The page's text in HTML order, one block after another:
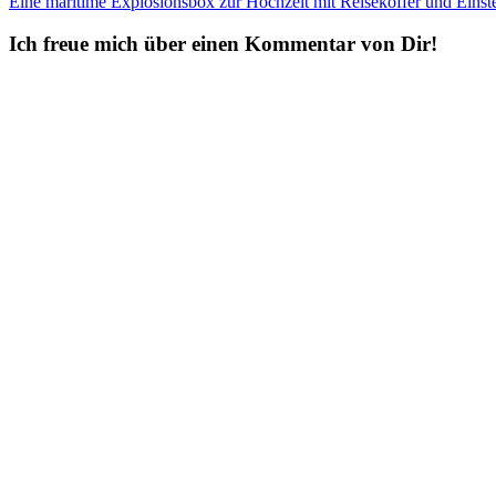
navigation
Ich freue mich über einen Kommentar von Dir!